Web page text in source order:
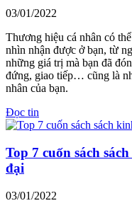
03/01/2022
Thương hiệu cá nhân có
nhìn nhận được ở bạn, từ
những giá trị mà bạn đã
đứng, giao tiếp… cũng là
nhân của bạn.
Đọc tin
Top 7 cuốn sách
đại
03/01/2022